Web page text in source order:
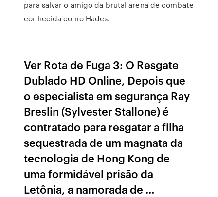
para salvar o amigo da brutal arena de combate
conhecida como Hades.
Ver Rota de Fuga 3: O Resgate
Dublado HD Online, Depois que
o especialista em segurança Ray
Breslin (Sylvester Stallone) é
contratado para resgatar a filha
sequestrada de um magnata da
tecnologia de Hong Kong de
uma formidável prisão da
Letônia, a namorada de …